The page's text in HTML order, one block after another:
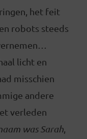
het feit
robots steeds
licht en
misschien
andere
verleden
was Sarah,